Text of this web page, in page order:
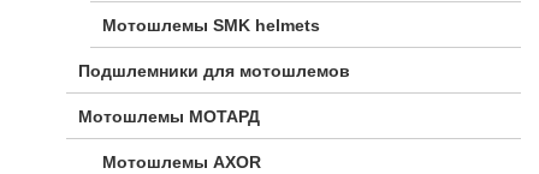
Мотошлемы SMK helmets
Подшлемники для мотошлемов
Мотошлемы МОТАРД
Мотошлемы AXOR